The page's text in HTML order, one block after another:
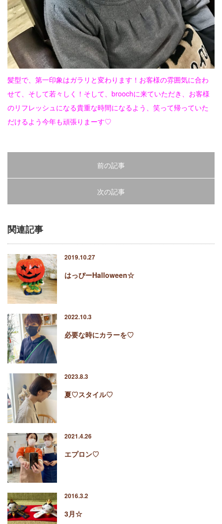
髪型で、第一印象はガラリと変わります！お客様の雰囲気に合わ
せて、そして若々しく！そして、broochに来ていただき、お客様
のリフレッシュになる貴重な時間になるよう、笑って帰っていた
だけるよう今年も頑張りまーす♡
前の記事
次の記事
関連記事
2019.10.27
はっぴーHalloween☆
2022.10.3
必要な時にカラーを♡
2023.8.3
夏♡スタイル♡
2021.4.26
エプロン♡
2016.3.2
3月☆
2025.11.17
早めのサンタが店内に並んでます♡好評につ
き、うちの父の手作りサンタ♡♡♡1セット
¥800 販売中♡数に限りがありますの…
2025.11.17
あえての、ポイントカラー♡♡♡セクション
で、顔周りだけを、ぐるりとポイントに♡ＴＰ
Ｏに合わせて、このくらいのラインで、テ…